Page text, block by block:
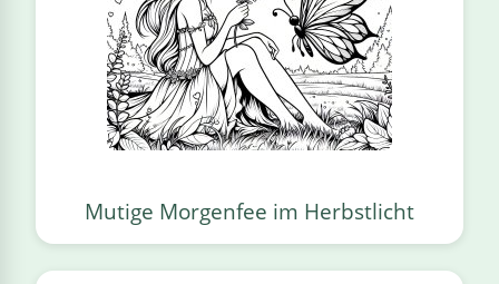
Mutige Morgenfee im Herbstlicht